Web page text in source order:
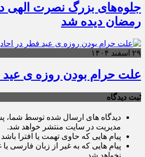
جلوه‌های بزرگ نصرت الهی
رمضان دیده شد
۲۹ اسفند ۱۴۰۴
علت حرام بودن روزه ی عید
ثبت دیدگاه
دیدگاه های ارسال شده توسط شما،
مدیریت در سایت منتشر خواهد شد.
پیام هایی که حاوی تهمت یا افترا
پیام هایی که به غیر از زبان فارسی